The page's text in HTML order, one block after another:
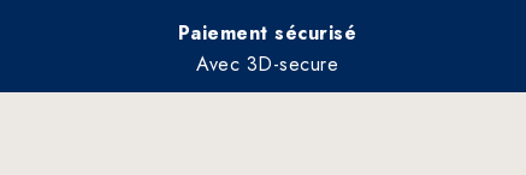
Paiement sécurisé
Avec 3D-secure